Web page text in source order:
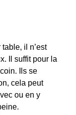
il n’est
Il suffit pour la
Ils se
cela peut
ou en y